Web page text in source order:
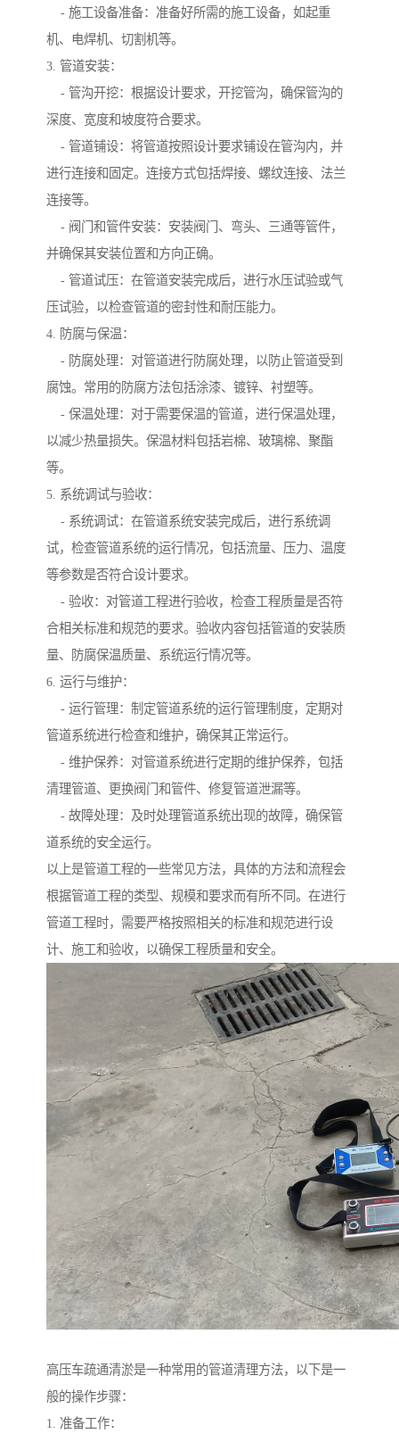
- 施工设备准备：准备好所需的施工设备，如起重
机、电焊机、切割机等。
3. 管道安装：
- 管沟开挖：根据设计要求，开挖管沟，确保管沟的
深度、宽度和坡度符合要求。
- 管道铺设：将管道按照设计要求铺设在管沟内，并
进行连接和固定。连接方式包括焊接、螺纹连接、法兰
连接等。
- 阀门和管件安装：安装阀门、弯头、三通等管件，
并确保其安装位置和方向正确。
- 管道试压：在管道安装完成后，进行水压试验或气
压试验，以检查管道的密封性和耐压能力。
4. 防腐与保温：
- 防腐处理：对管道进行防腐处理，以防止管道受到
腐蚀。常用的防腐方法包括涂漆、镀锌、衬塑等。
- 保温处理：对于需要保温的管道，进行保温处理，
以减少热量损失。保温材料包括岩棉、玻璃棉、聚酯
等。
5. 系统调试与验收：
- 系统调试：在管道系统安装完成后，进行系统调
试，检查管道系统的运行情况，包括流量、压力、温度
等参数是否符合设计要求。
- 验收：对管道工程进行验收，检查工程质量是否符
合相关标准和规范的要求。验收内容包括管道的安装质
量、防腐保温质量、系统运行情况等。
6. 运行与维护：
- 运行管理：制定管道系统的运行管理制度，定期对
管道系统进行检查和维护，确保其正常运行。
- 维护保养：对管道系统进行定期的维护保养，包括
清理管道、更换阀门和管件、修复管道泄漏等。
- 故障处理：及时处理管道系统出现的故障，确保管
道系统的安全运行。
以上是管道工程的一些常见方法，具体的方法和流程会
根据管道工程的类型、规模和要求而有所不同。在进行
管道工程时，需要严格按照相关的标准和规范进行设
计、施工和验收，以确保工程质量和安全。
高压车疏通清淤是一种常用的管道清理方法，以下是一
般的操作步骤：
1. 准备工作：